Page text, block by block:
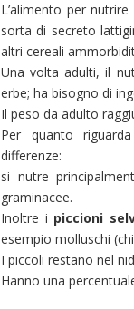
L’alimento per nutrire
sorta di secreto
altri cereali
Una volta adulti, il
erbe; ha bisogno di
Il peso da adulto
Per quanto
differenze:
si nutre
graminacee.
Inoltre i piccioni
esempio molluschi
I piccoli restano nel
Hanno una